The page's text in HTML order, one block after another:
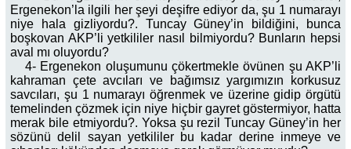
Ergenekon’la ilgili her şeyi deşifre ediyor da, şu 1 numarayı
niye hala gizliyordu?. Tuncay Güney’in bildiğini, bunca
boşkovan AKP’li yetkililer nasıl bilmiyordu? Bunların hepsi
aval mı oluyordu?
4- Ergenekon oluşumunu çökertmekle övünen şu AKP’li
kahraman çete avcıları ve bağımsız yargımızın korkusuz
savcıları, şu 1 numarayı öğrenmek ve üzerine gidip örgütü
temelinden çözmek için niye hiçbir gayret göstermiyor, hatta
merak bile etmiyordu?. Yoksa şu rezil Tuncay Güney’in her
sözünü delil sayan yetkililer bu kadar derine inmeye ve